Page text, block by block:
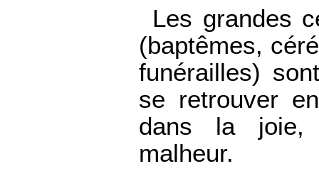
Les grandes
(baptêmes,
funérailles)
se retrouver
dans la joie,
malheur.